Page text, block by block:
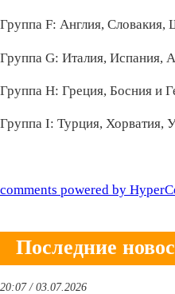
Группа F: Англия, Словакия,
Группа G: Италия, Испания,
Группа Н: Греция, Босния и
Группа I: Турция, Хорватия,
comments powered by
Последние
20:07 / 03.07.2026